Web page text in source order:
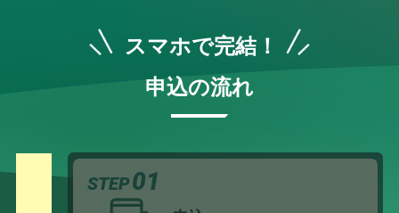
スマホで完結！
申込の流れ
STEP01